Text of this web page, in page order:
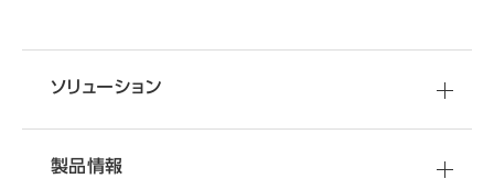
ソリューション
製品情報